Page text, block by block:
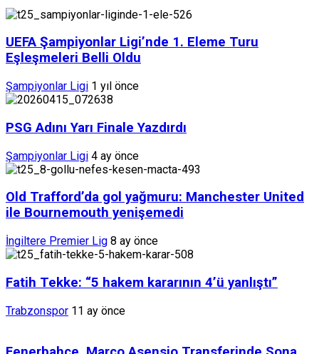
UEFA Şampiyonlar Ligi’nde 1. Eleme Turu
Eşleşmeleri Belli Oldu
Şampiyonlar Ligi 1 yıl önce
PSG Adını Yarı Finale Yazdırdı
Şampiyonlar Ligi 4 ay önce
Old Trafford’da gol yağmuru: Manchester United
ile Bournemouth yenişemedi
İngiltere Premier Lig 8 ay önce
Fatih Tekke: “5 hakem kararının 4’ü yanlıştı”
Trabzonspor 11 ay önce